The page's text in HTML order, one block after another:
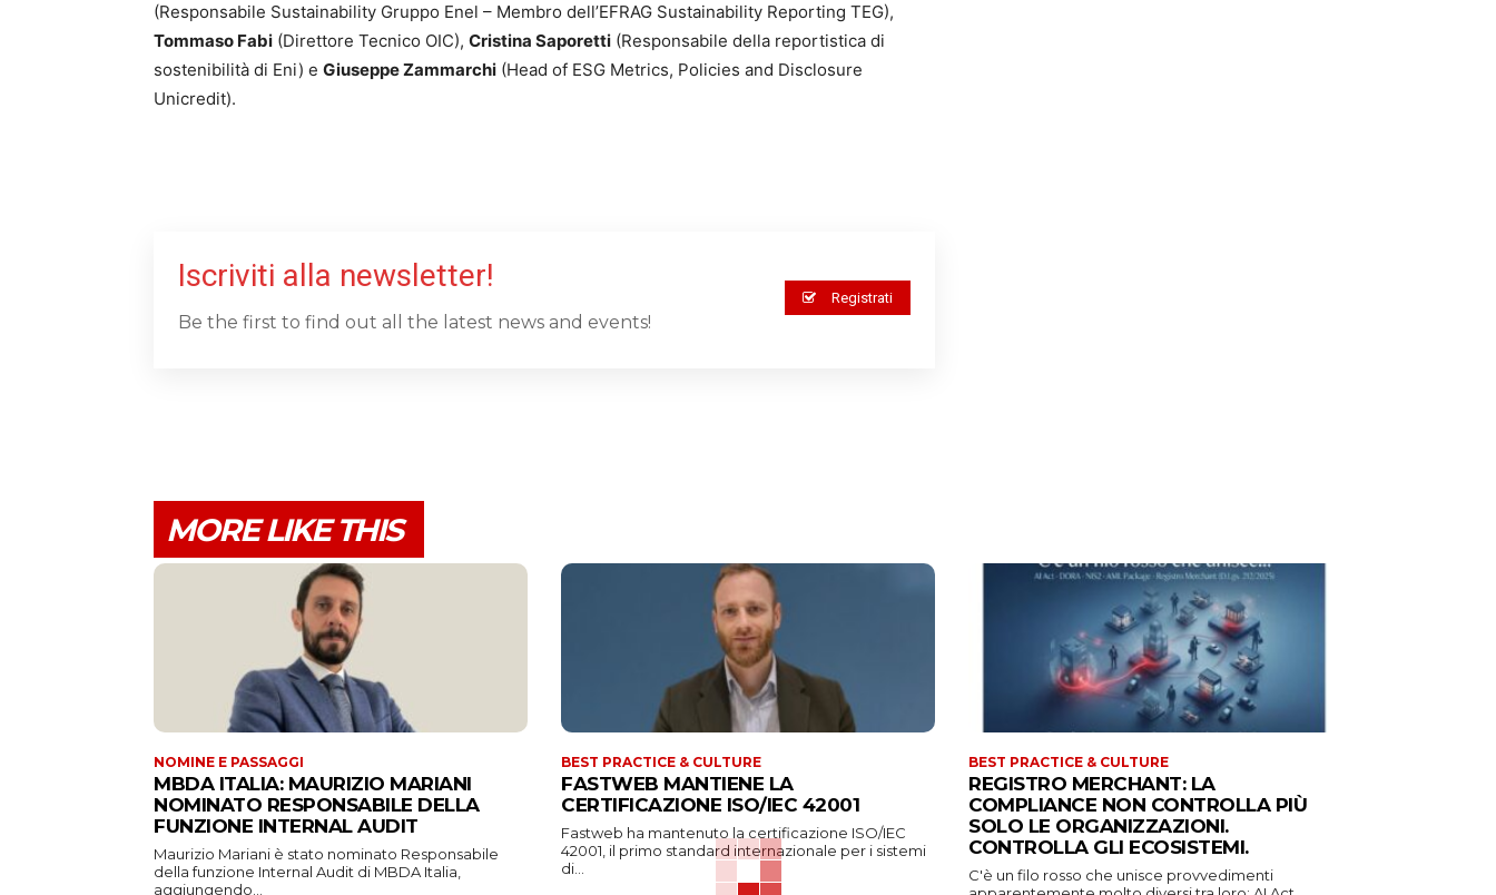
(Responsabile Sustainability Gruppo Enel – Membro dell’EFRAG Sustainability Reporting TEG),
Tommaso Fabi (Direttore Tecnico OIC), Cristina Saporetti (Responsabile della reportistica di
sostenibilità di Eni) e Giuseppe Zammarchi (Head of ESG Metrics, Policies and Disclosure
Unicredit).
Iscriviti alla newsletter!
Be the first to find out all the latest news and events!
Registrati
MORE LIKE THIS
NOMINE E PASSAGGI
MBDA ITALIA: MAURIZIO MARIANI
NOMINATO RESPONSABILE DELLA
FUNZIONE INTERNAL AUDIT
Maurizio Mariani è stato nominato Responsabile
della funzione Internal Audit di MBDA Italia,
aggiungendo...
BEST PRACTICE & CULTURE
FASTWEB MANTIENE LA
CERTIFICAZIONE ISO/IEC 42001
Fastweb ha mantenuto la certificazione ISO/IEC
42001, il primo standard internazionale per i sistemi
di...
BEST PRACTICE & CULTURE
REGISTRO MERCHANT: LA
COMPLIANCE NON CONTROLLA PIÙ
SOLO LE ORGANIZZAZIONI.
CONTROLLA GLI ECOSISTEMI.
C'è un filo rosso che unisce provvedimenti